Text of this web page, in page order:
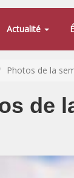
Actualité
Photos de la
de